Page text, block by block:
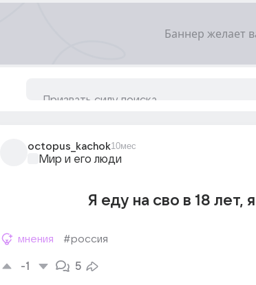
octopus_kachok10мес
Мир и его люди
Я еду на сво в 18 лет,
мнения #россия
-1 5